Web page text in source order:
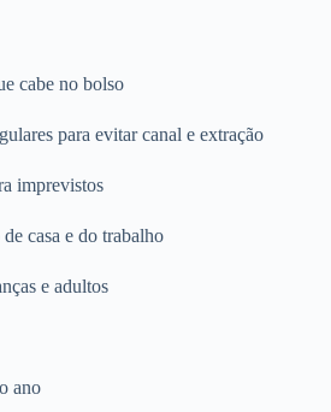
cabe no bolso
para evitar canal e extração
imprevistos
casa e do trabalho
e adultos
ano